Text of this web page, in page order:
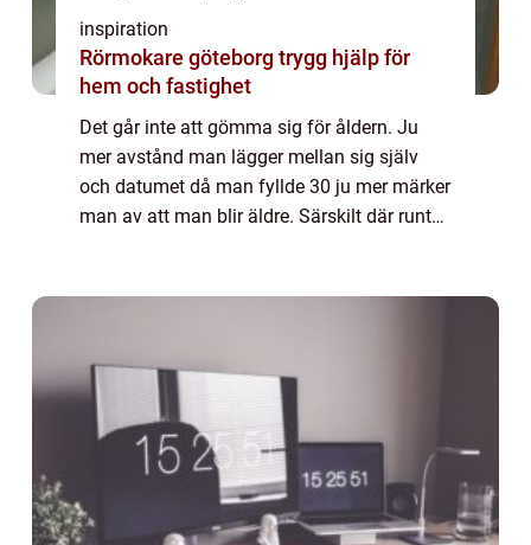
inspiration
Rörmokare göteborg trygg hjälp för
hem och fastighet
Det går inte att gömma sig för åldern. Ju
mer avstånd man lägger mellan sig själv
och datumet då man fyllde 30 ju mer märker
man av att man blir äldre. Särskilt där runt